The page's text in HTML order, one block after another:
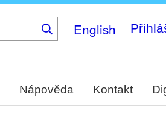
English
Nápověda Kontakt